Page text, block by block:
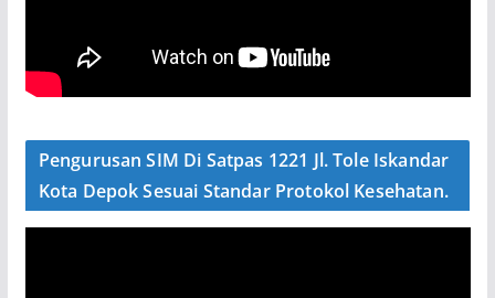
Pengurusan SIM Di Satpas 1221 Jl. Tole Iskandar
Kota Depok Sesuai Standar Protokol Kesehatan.